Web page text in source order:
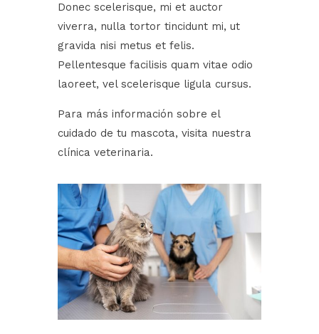
Donec scelerisque, mi et auctor
viverra, nulla tortor tincidunt mi, ut
gravida nisi metus et felis.
Pellentesque facilisis quam vitae odio
laoreet, vel scelerisque ligula cursus.
Para más información sobre el
cuidado de tu mascota, visita nuestra
clínica veterinaria.